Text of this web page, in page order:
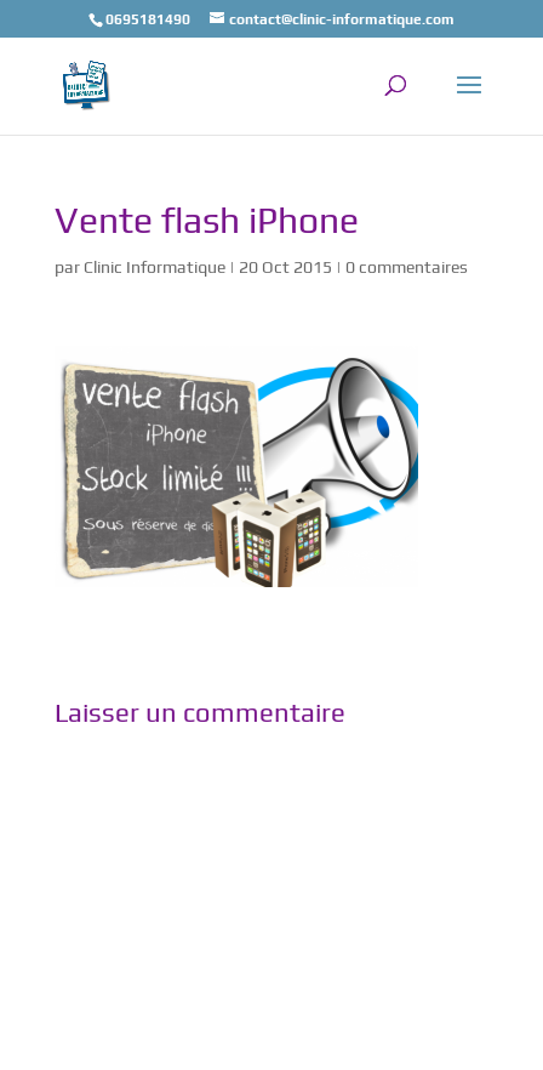
0695181490 contact@clinic-informatique.com
Vente flash iPhone
par Clinic Informatique| 20 Oct 2015 | 0 commentaires
Laisser un commentaire